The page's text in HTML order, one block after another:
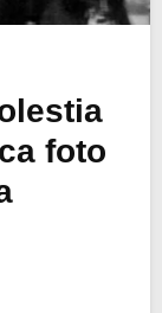
foto